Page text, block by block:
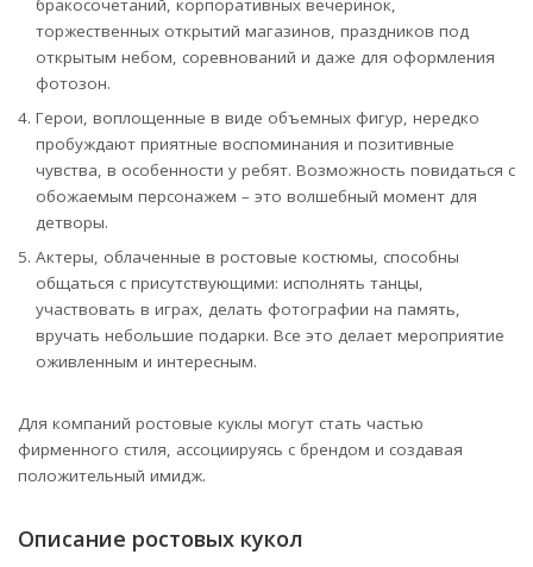
бракосочетаний, корпоративных вечеринок,
торжественных открытий магазинов, праздников под
открытым небом, соревнований и даже для оформления
фотозон.
Герои, воплощенные в виде объемных фигур, нередко
пробуждают приятные воспоминания и позитивные
чувства, в особенности у ребят. Возможность повидаться с
обожаемым персонажем – это волшебный момент для
детворы.
Актеры, облаченные в ростовые костюмы, способны
общаться с присутствующими: исполнять танцы,
участвовать в играх, делать фотографии на память,
вручать небольшие подарки. Все это делает мероприятие
оживленным и интересным.
Для компаний ростовые куклы могут стать частью
фирменного стиля, ассоциируясь с брендом и создавая
положительный имидж.
Описание ростовых кукол